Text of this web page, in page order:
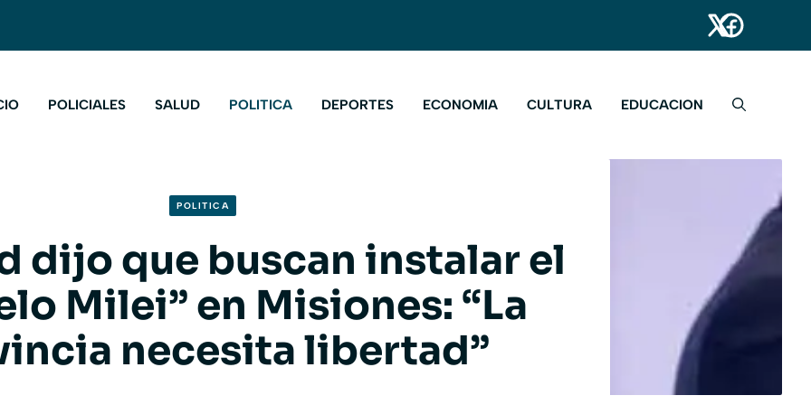
POLICIALES SALUD POLITICA DEPORTES ECONOMIA CULTURA EDUCACION
POLITICA
dijo que buscan instalar el
Milei” en Misiones: “La
necesita libertad”